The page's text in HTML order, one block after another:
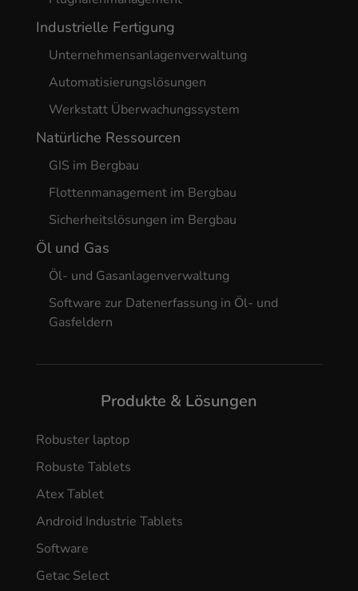
Industrielle Fertigung
Unternehmensanlagenverwaltung
Automatisierungslösungen
Werkstatt Überwachungssystem
Natürliche Ressourcen
GIS im Bergbau
Flottenmanagement im Bergbau
Sicherheitslösungen im Bergbau
Öl und Gas
Öl- und Gasanlagenverwaltung
Software zur Datenerfassung in Öl- und
Gasfeldern
Produkte & Lösungen
Robuster laptop
Robuste Tablets
Atex Tablet
Android Industrie Tablets
Software
Getac Select